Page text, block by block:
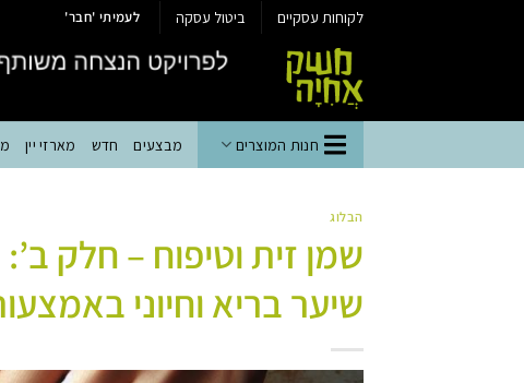
לקוחות עסקיים ביטול עסקה לעמיתי 'חבר'
חנות המוצרים מבצעים חדש מארזי יין
הבלוג
שמן זית וטיפוח – חלק
שיער בריא וחיוני